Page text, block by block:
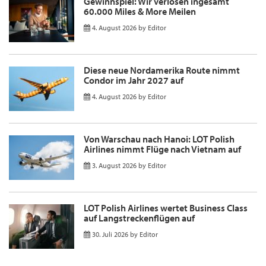
60.000 Miles & More Meilen
4. August 2026 by Editor
Diese neue Nordamerika Route nimmt
Condor im Jahr 2027 auf
4. August 2026 by Editor
Von Warschau nach Hanoi: LOT Polish
Airlines nimmt Flüge nach Vietnam auf
3. August 2026 by Editor
LOT Polish Airlines wertet Business Class
auf Langstreckenflügen auf
30. Juli 2026 by Editor